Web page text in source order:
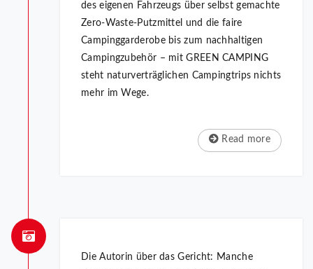
des eigenen Fahrzeugs über selbst gemachte
Zero-Waste-Putzmittel und die faire
Campinggarderobe bis zum nachhaltigen
Campingzubehör – mit GREEN CAMPING
steht naturverträglichen Campingtrips nichts
mehr im Wege.
Read more
Die Autorin über das Gericht: Manche